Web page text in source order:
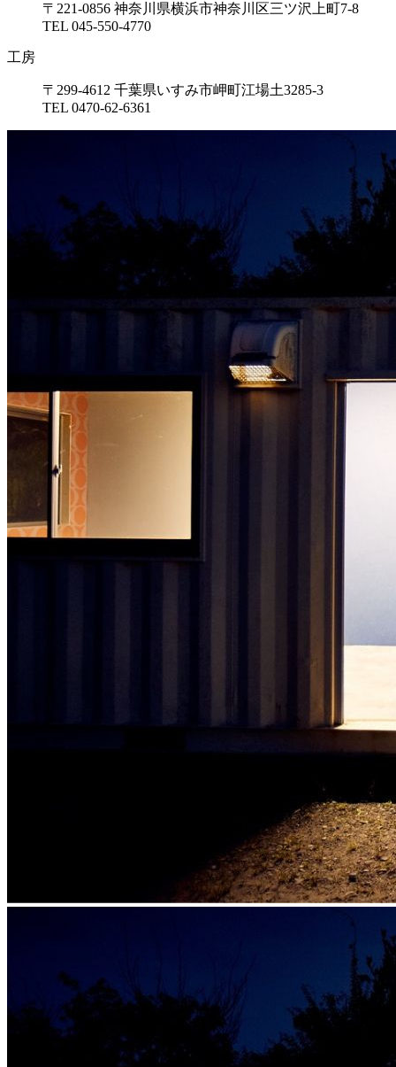
〒221-0856 神奈川県横浜市神奈川区三ツ沢上町7-8
TEL 045-550-4770
工房
〒299-4612 千葉県いすみ市岬町江場土3285-3
TEL 0470-62-6361